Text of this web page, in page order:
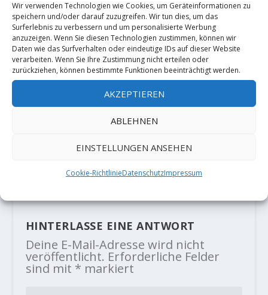
Wir verwenden Technologien wie Cookies, um Geräteinformationen zu
speichern und/oder darauf zuzugreifen. Wir tun dies, um das
Surferlebnis zu verbessern und um personalisierte Werbung
anzuzeigen. Wenn Sie diesen Technologien zustimmen, können wir
Daten wie das Surfverhalten oder eindeutige IDs auf dieser Website
verarbeiten. Wenn Sie Ihre Zustimmung nicht erteilen oder
zurückziehen, können bestimmte Funktionen beeinträchtigt werden.
AKZEPTIEREN
ABLEHNEN
EINSTELLUNGEN ANSEHEN
Cookie-RichtlinieDatenschutzImpressum
Simon Lorenzi holt sich die zweite
Dreams" [9A]
29. Dezember 2023
HINTERLASSE EINE ANTWORT
Deine E-Mail-Adresse wird nicht
veröffentlicht. Erforderliche Felder
sind mit * markiert